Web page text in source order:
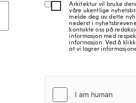
Arkitektur vil bruke
våre ukentlige
melde deg av dette
nederst i
kontakte oss på
informasjon med
informasjon. Ved å
at vi lagrer